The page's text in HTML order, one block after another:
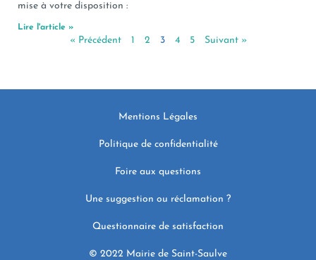
mise à votre disposition :
Lire l'article »
« Précédent 1 2 3 4 5 Suivant »
Mentions Légales
Politique de confidentialité
Foire aux questions
Une suggestion ou réclamation ?
Questionnaire de satisfaction
© 2022 Mairie de Saint-Saulve